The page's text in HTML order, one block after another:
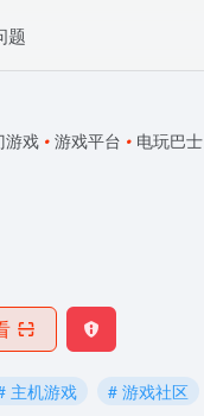
题
游戏 • 游戏平台 • 电玩巴士
主机游戏 # 游戏社区